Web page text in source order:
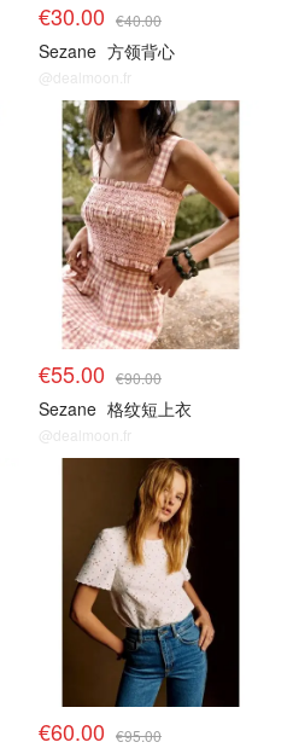
€30.00 €40.00
Sezane 方领背心
@dealmoon.fr
€55.00 €90.00
Sezane 格纹短上衣
@dealmoon.fr
€60.00 €95.00